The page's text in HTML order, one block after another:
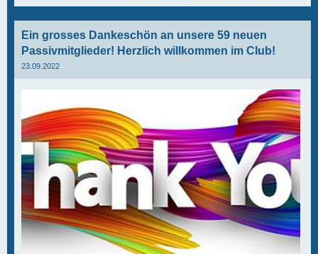
Ein grosses Dankeschön an unsere 59 neuen
Passivmitglieder! Herzlich willkommen im Club!
23.09.2022